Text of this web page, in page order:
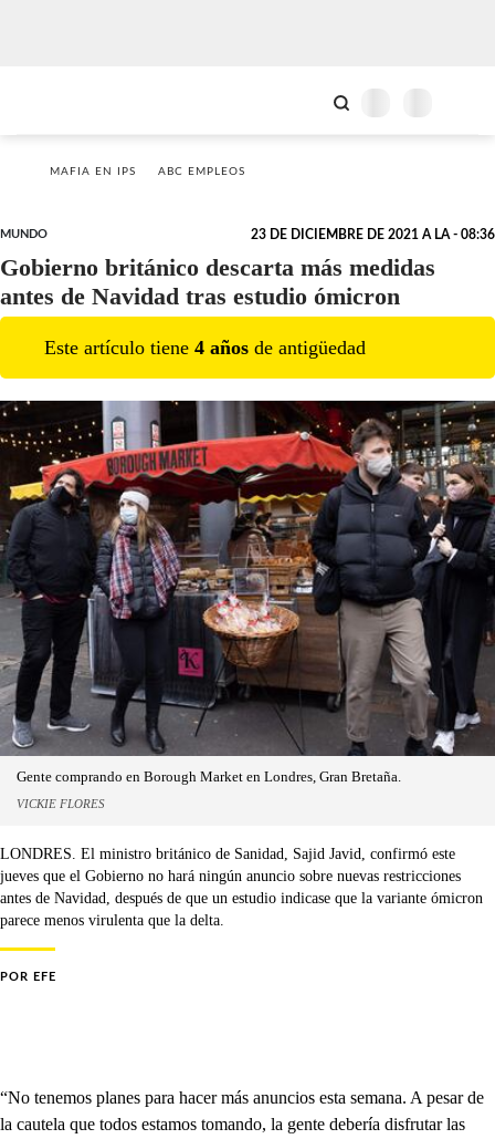
MAFIA EN IPS ABC EMPLEOS
MUNDO 23 DE DICIEMBRE DE 2021 A LA - 08:36
Gobierno británico descarta más medidas
antes de Navidad tras estudio ómicron
Este artículo tiene 4 años de antigüedad
Gente comprando en Borough Market en Londres, Gran Bretaña.
VICKIE FLORES
LONDRES. El ministro británico de Sanidad, Sajid Javid, confirmó este
jueves que el Gobierno no hará ningún anuncio sobre nuevas restricciones
antes de Navidad, después de que un estudio indicase que la variante ómicron
parece menos virulenta que la delta.
POR EFE
“No tenemos planes para hacer más anuncios esta semana. A pesar de
la cautela que todos estamos tomando, la gente debería disfrutar las